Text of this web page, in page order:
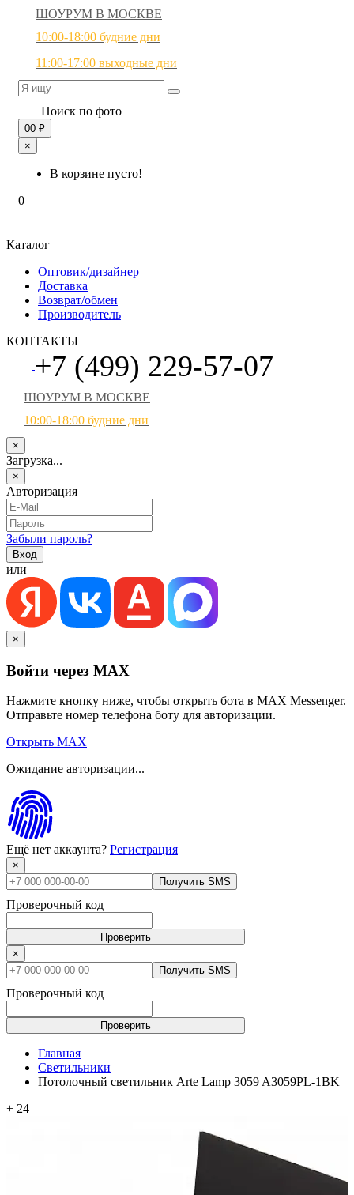
ШОУРУМ В МОСКВЕ
10:00-18:00 будние дни
11:00-17:00 выходные дни
Поиск по фото
00 ₽
×
В корзине пусто!
0
Каталог
Оптовик/дизайнер
Доставка
Возврат/обмен
Производитель
КОНТАКТЫ
+7 (499) 229-57-07
ШОУРУМ В МОСКВЕ
10:00-18:00 будние дни
×
Загрузка...
×
Авторизация
Забыли пароль?
или
×
Войти через MAX
Нажмите кнопку ниже, чтобы открыть бота в MAX Messenger.
Отправьте номер телефона боту для авторизации.
Открыть MAX
Ожидание авторизации...
Ещё нет аккаунта? Регистрация
×
Получить SMS
Проверочный код
Проверить
×
Получить SMS
Проверочный код
Проверить
Главная
Светильники
Потолочный светильник Arte Lamp 3059 A3059PL-1BK
+ 24